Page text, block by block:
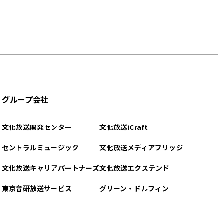
グループ会社
文化放送開発センター
セントラルミュージック
文化放送キャリアパートナーズ
東京音研放送サービス
文化放送iCraft
文化放送メディアブリッジ
文化放送エクステンド
グリーン・ドルフィン